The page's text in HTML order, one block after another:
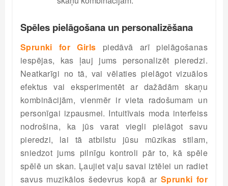
Spēles pielāgošana un personalizēšana
Sprunki for Girls piedāvā arī pielāgošanas
iespējas, kas ļauj jums personalizēt pieredzi.
Neatkarīgi no tā, vai vēlaties pielāgot vizuālos
efektus vai eksperimentēt ar dažādām skaņu
kombinācijām, vienmēr ir vieta radošumam un
personīgai izpausmei. Intuitīvais moda interfeiss
nodrošina, ka jūs varat viegli pielāgot savu
pieredzi, lai tā atbilstu jūsu mūzikas stilam,
sniedzot jums pilnīgu kontroli pār to, kā spēle
spēlē un skan. Ļaujiet vaļu savai iztēlei un radiet
savus muzikālos šedevrus kopā ar Sprunki for